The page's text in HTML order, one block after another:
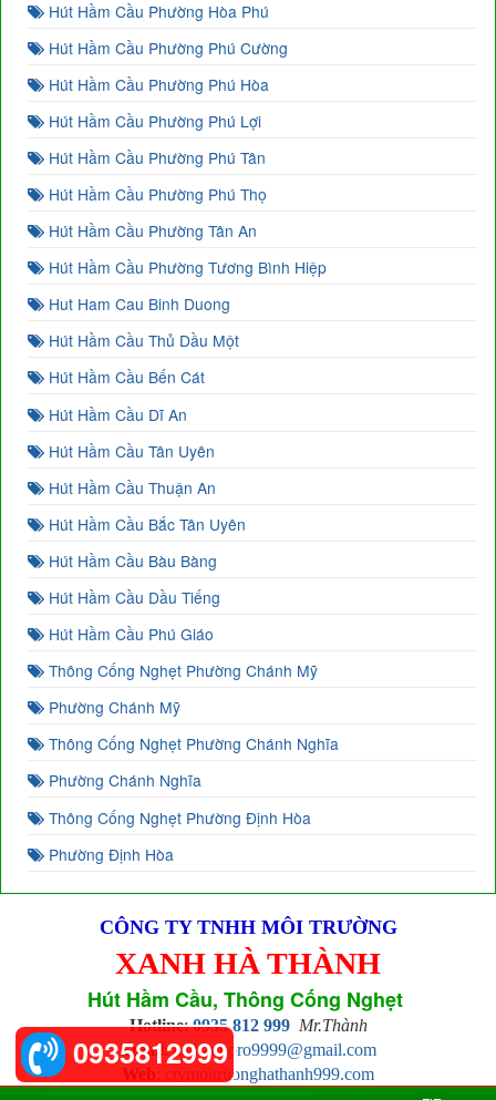
0935812999
Hút Hầm Cầu Phường Hòa Phú
Hút Hầm Cầu Phường Phú Cường
Hút Hầm Cầu Phường Phú Hòa
Hút Hầm Cầu Phường Phú Lợi
Hút Hầm Cầu Phường Phú Tân
Hút Hầm Cầu Phường Phú Thọ
Hút Hầm Cầu Phường Tân An
Hút Hầm Cầu Phường Tương Bình Hiệp
Hut Ham Cau Binh Duong
Hút Hầm Cầu Thủ Dầu Một
Hút Hầm Cầu Bến Cát
Hút Hầm Cầu Dĩ An
Hút Hầm Cầu Tân Uyên
Hút Hầm Cầu Thuận An
Hút Hầm Cầu Bắc Tân Uyên
Hút Hầm Cầu Bàu Bàng
Hút Hầm Cầu Dầu Tiếng
Hút Hầm Cầu Phú Giáo
Thông Cống Nghẹt Phường Chánh Mỹ
Phường Chánh Mỹ
Thông Cống Nghẹt Phường Chánh Nghĩa
Phường Chánh Nghĩa
Thông Cống Nghẹt Phường Định Hòa
Phường Định Hòa
CÔNG TY TNHH MÔI TRƯỜNG
XANH HÀ THÀNH
Hút Hầm Cầu, Thông Cống Nghẹt
Hotline:0935 812 999 Mr.Thành
Email :hathanhpro9999@gmail.com
ctymoitruonghathanh999.com